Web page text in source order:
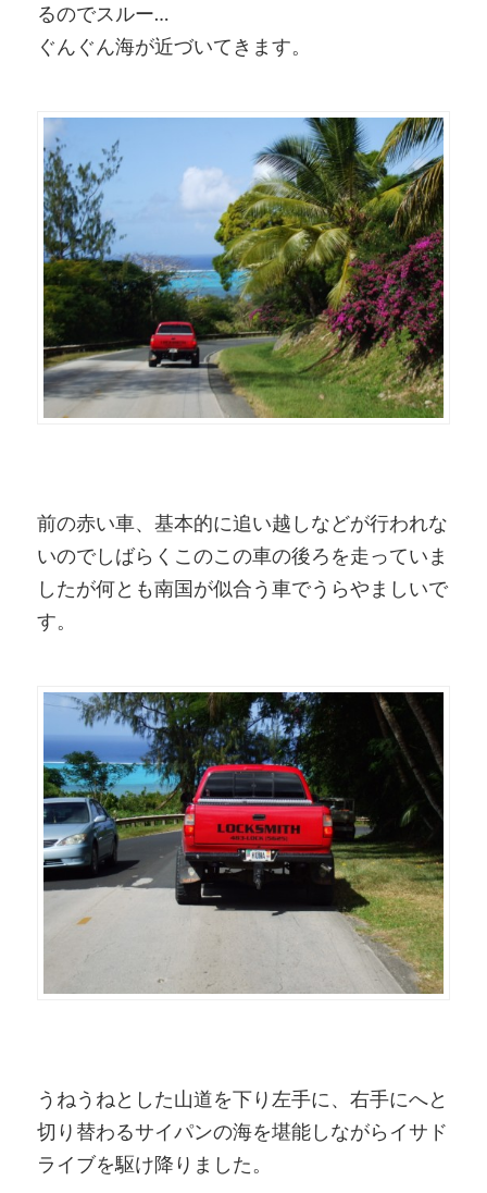
るのでスルー…
ぐんぐん海が近づいてきます。
前の赤い車、基本的に追い越しなどが行われな
いのでしばらくこのこの車の後ろを走っていま
したが何とも南国が似合う車でうらやましいで
す。
うねうねとした山道を下り左手に、右手にへと
切り替わるサイパンの海を堪能しながらイサド
ライブを駆け降りました。